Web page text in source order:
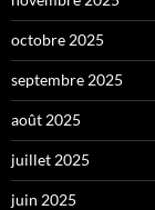
octobre 2025
septembre 2025
août 2025
juillet 2025
juin 2025